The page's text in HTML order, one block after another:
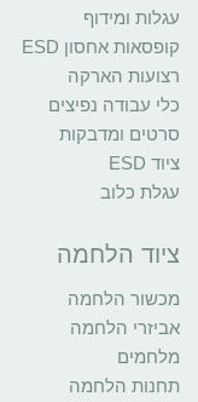
עגלות ומידוף
קופסאות אחסון ESD
רצועות הארקה
כלי עבודה נפיצים
סרטים ומדבקות
ציוד ESD
עגלת כלוב
ציוד הלחמה
מכשור הלחמה
אביזרי הלחמה
מלחמים
תחנות הלחמה